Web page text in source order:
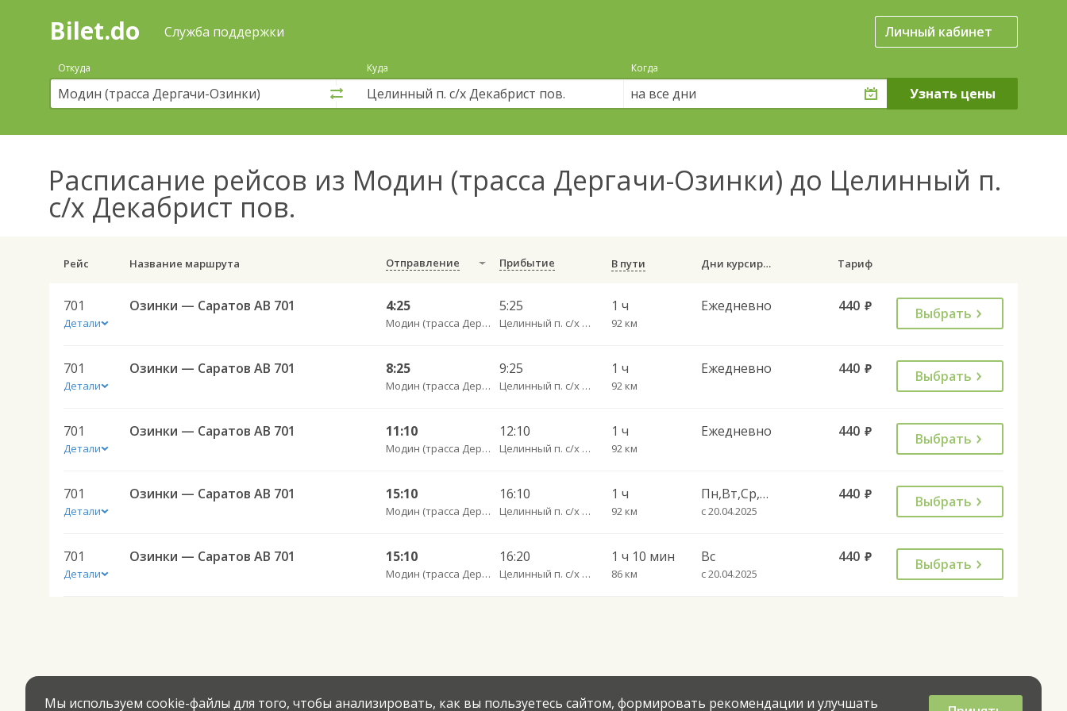
Поиск
покупка
билетов
автобус
онлайн
Bilet.do Служба поддержки Личный кабинет
Откуда Куда Когда
на все дни
Расписание рейсов из Модин (трасса Дергачи-Озинки) до Целинный п.
с/х Декабрист пов.
Рейс Название маршрута Отправление Прибытие В пути Дни курсирования Тариф
701
Детали
Озинки — Саратов АВ 701 4:25
Модин (трасса Дергачи-Озинки)
5:25
Целинный п. с/х Декабрист пов.
1 ч
92 км
Ежедневно 440 руб. Выбрать
701
Детали
Озинки — Саратов АВ 701 8:25
Модин (трасса Дергачи-Озинки)
9:25
Целинный п. с/х Декабрист пов.
1 ч
92 км
Ежедневно 440 руб. Выбрать
701
Детали
Озинки — Саратов АВ 701 11:10
Модин (трасса Дергачи-Озинки)
12:10
Целинный п. с/х Декабрист пов.
1 ч
92 км
Ежедневно 440 руб. Выбрать
701
Детали
Озинки — Саратов АВ 701 15:10
Модин (трасса Дергачи-Озинки)
16:10
Целинный п. с/х Декабрист пов.
1 ч
92 км
Пн,Вт,Ср,Чт,Пт,Сб
с 20.04.2025
440 руб. Выбрать
701
Детали
Озинки — Саратов АВ 701 15:10
Модин (трасса Дергачи-Озинки)
16:20
Целинный п. с/х Декабрист пов.
1 ч 10 мин
86 км
Вс
с 20.04.2025
440 руб. Выбрать
Мы используем cookie-файлы для того, чтобы анализировать, как вы пользуетесь сайтом, формировать рекомендации и улучшать